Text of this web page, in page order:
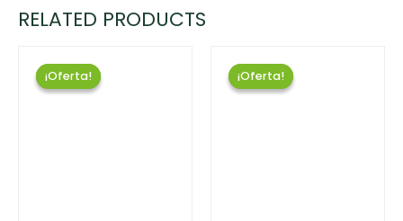
RELATED PRODUCTS
¡Oferta!
¡Oferta! ¡Oferta!
¡Oferta!